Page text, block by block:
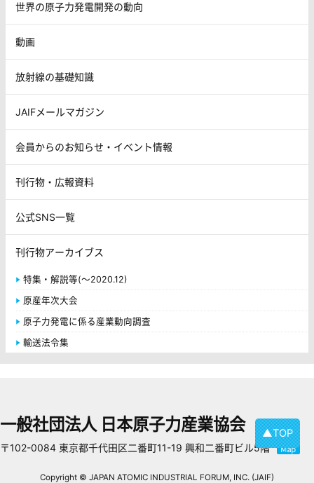
世界の原子力発電開発の動向
動画
放射線の基礎知識
JAIFメールマガジン
会員からのお知らせ・イベント情報
刊行物・広報資料
公式SNS一覧
刊行物アーカイブス
特集・解説等(～2020.12)
原産年次大会
原子力発電に係る産業動向調査
輸送法令集
▲TOP
一般社団法人 日本原子力産業協会
〒102-0084 東京都千代田区二番町11-19 興和二番町ビル5階
Copyright © JAPAN ATOMIC INDUSTRIAL FORUM, INC. (JAIF)